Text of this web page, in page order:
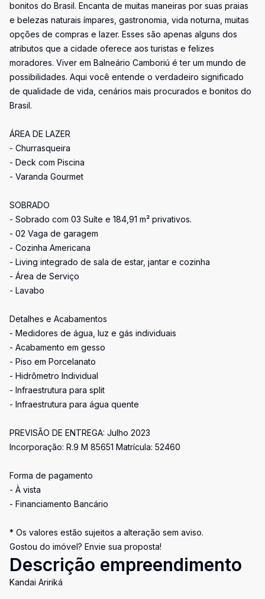
bonitos do Brasil. Encanta de muitas maneiras por suas praias
e belezas naturais ímpares, gastronomia, vida noturna, muitas
opções de compras e lazer. Esses são apenas alguns dos
atributos que a cidade oferece aos turistas e felizes
moradores. Viver em Balneário Camboriú é ter um mundo de
possibilidades. Aqui você entende o verdadeiro significado
de qualidade de vida, cenários mais procurados e bonitos do
Brasil.
ÁREA DE LAZER
- Churrasqueira
- Deck com Piscina
- Varanda Gourmet
SOBRADO
- Sobrado com 03 Suíte e 184,91 m² privativos.
- 02 Vaga de garagem
- Cozinha Americana
- Living integrado de sala de estar, jantar e cozinha
- Área de Serviço
- Lavabo
Detalhes e Acabamentos
- Medidores de água, luz e gás individuais
- Acabamento em gesso
- Piso em Porcelanato
- Hidrômetro Individual
- Infraestrutura para split
- Infraestrutura para água quente
PREVISÃO DE ENTREGA: Julho 2023
Incorporação: R.9 M 85651 Matrícula: 52460
Forma de pagamento
- À vista
- Financiamento Bancário
* Os valores estão sujeitos a alteração sem aviso.
Gostou do imóvel? Envie sua proposta!
Descrição empreendimento
Kandai Aririká